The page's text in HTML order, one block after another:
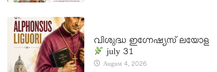
വിശുദ്ധ ഇഗ്നേഷ്യസ് ലയോള
july 31
August 4, 2026